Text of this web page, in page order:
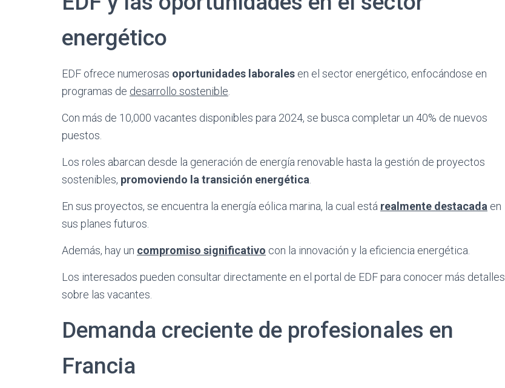
energético
EDF ofrece numerosas oportunidades laborales en el sector energético, enfocándose en
programas de desarrollo sostenible
Con más de 10,000 vacantes disponibles para 2024, se busca completar un 40% de nuevos
puestos.
Los roles abarcan desde la generación de energía renovable hasta la gestión de proyectos
sostenibles, promoviendo la transición energética
En sus proyectos, se encuentra la energía eólica marina, la cual está realmente destacada en
sus planes futuros.
Además, hay un compromiso significativo con la innovación y la eficiencia energética.
Los interesados pueden consultar directamente en el portal de EDF para conocer más detalles
sobre las vacantes.
Demanda creciente de profesionales en
Francia